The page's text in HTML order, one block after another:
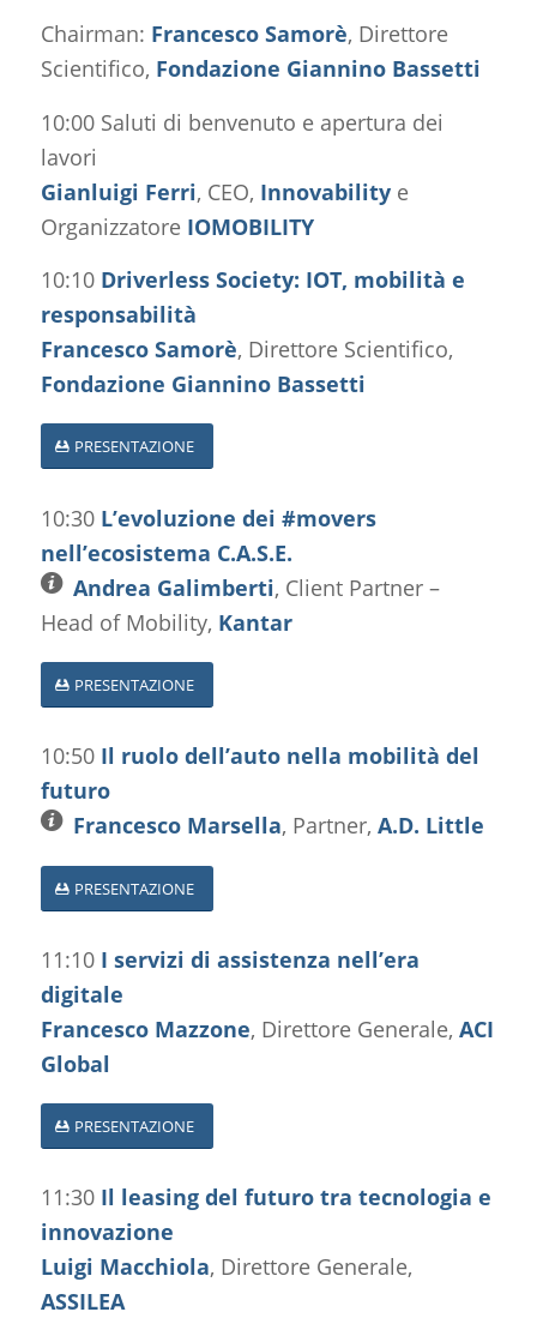
Chairman: Francesco Samorè, Direttore
Scientifico, Fondazione Giannino Bassetti
10:00 Saluti di benvenuto e apertura dei
lavori
Gianluigi Ferri, CEO, Innovabilitye
OrganizzatoreIOMOBILITY
10:10 Driverless Society: IOT, mobilità e
responsabilità
Francesco Samorè, Direttore Scientifico,
Fondazione Giannino Bassetti
PRESENTAZIONE
10:30 L’evoluzione dei #movers
nell’ecosistema C.A.S.E.
Andrea Galimberti, Client Partner –
Head of Mobility, Kantar
PRESENTAZIONE
10:50 Il ruolo dell’auto nella mobilità del
futuro
Francesco Marsella, Partner, A.D. Little
PRESENTAZIONE
11:10 I servizi di assistenza nell’era
digitale
Francesco Mazzone, Direttore Generale, ACI
Global
PRESENTAZIONE
11:30 Il leasing del futuro tra tecnologia e
innovazione
Luigi Macchiola, Direttore Generale,
ASSILEA